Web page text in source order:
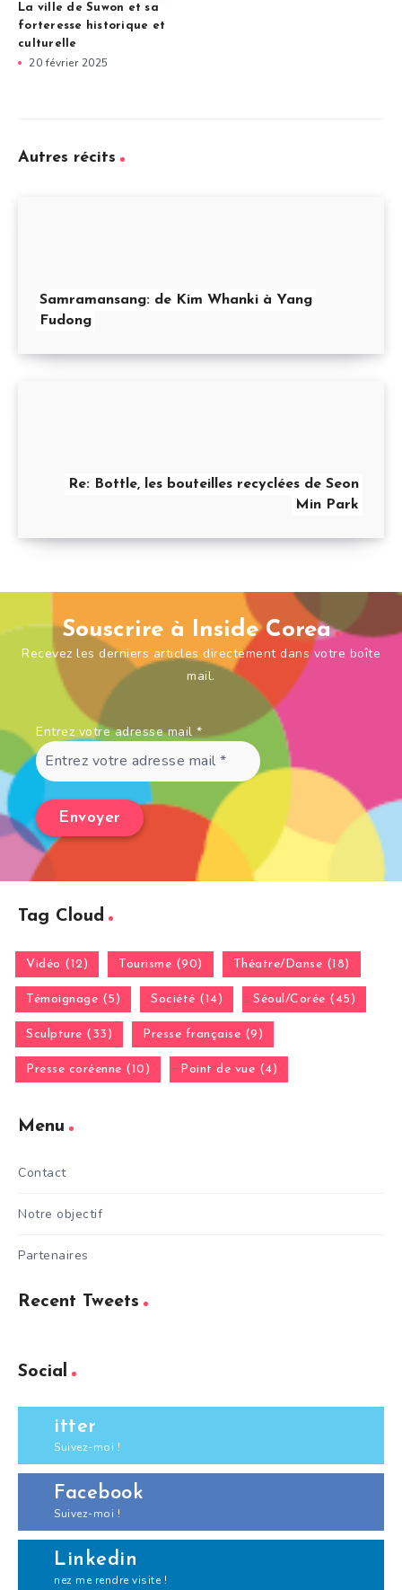
La ville de Suwon et sa
forteresse historique et
culturelle
20 février 2025
Autres récits
Samramansang: de Kim Whanki à Yang
Fudong
Re: Bottle, les bouteilles recyclées de Seon
Min Park
Souscrire à Inside Corea
Recevez les derniers articles directement dans votre boîte
mail.
Entrez votre adresse mail *
Tag Cloud
Vidéo (12) Tourisme (90) Théatre/Danse (18)
Témoignage (5) Société (14) Séoul/Corée (45)
Sculpture (33) Presse française (9)
Presse coréenne (10) Point de vue (4)
Menu
Contact
Notre objectif
Partenaires
Recent Tweets
Social
itter
Suivez-moi !
Facebook
Suivez-moi !
Linkedin
nez me rendre visite !